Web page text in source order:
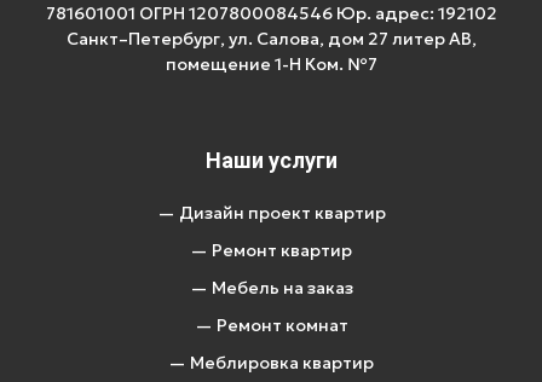
781601001 ОГРН 1207800084546 Юр. адрес: 192102
Санкт–Петербург, ул. Салова, дом 27 литер АВ,
помещение 1-Н Ком. №7
Наши услуги
— Дизайн проект квартир
— Ремонт квартир
— Мебель на заказ
— Ремонт комнат
— Меблировка квартир